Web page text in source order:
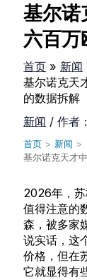
基尔诺
六百万
首页
新闻
基尔诺克天
的数据拆解
新闻 / 作者：
首页 > 新闻 >
基尔诺克天才
2026年，
值得注意的
森，被多家
说实话，这
价格，但在
它就显得有